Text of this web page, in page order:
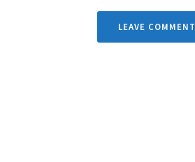
LEAVE COMMENT